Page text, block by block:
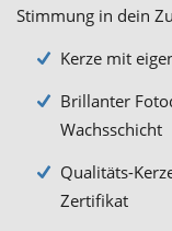
Stimmung in dein
Kerze mit
Brillanter
Wachsschicht
Qualitäts-
Zertifikat